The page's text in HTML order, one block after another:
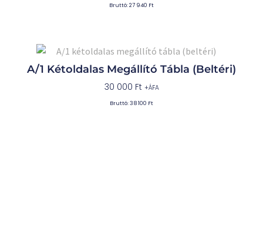
Bruttó:27 940 Ft
A/1 Kétoldalas Megállító Tábla (beltéri)
30 000 Ft +ÁFA
Bruttó:38 100 Ft